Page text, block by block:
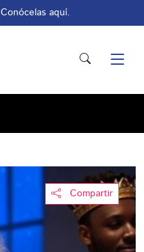
Conócelas aquí.
Compartir